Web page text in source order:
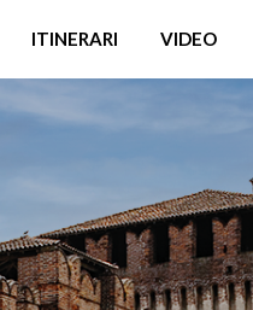
ITINERARI VIDEO